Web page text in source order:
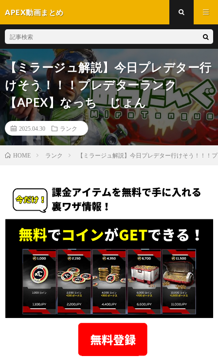
APEX動画まとめ
【ミラージュ解説】今日プレデター行
けそう！！！プレデターランク
【APEX】なっち じょん
2025.04.30 ランク
HOME ランク 【ミラージュ解説】今日プレデター行けそう！！